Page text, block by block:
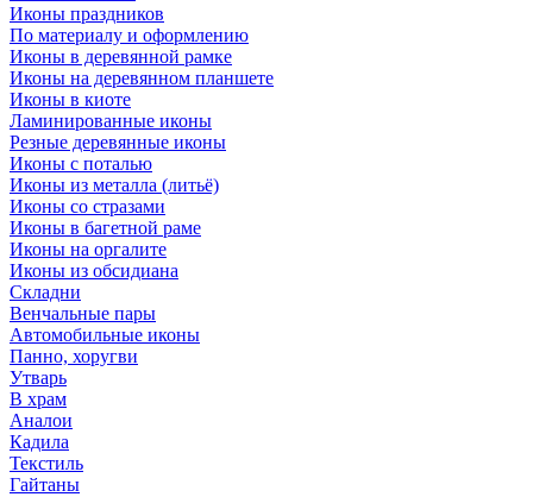
Иконы праздников
По материалу и оформлению
Иконы в деревянной рамке
Иконы на деревянном планшете
Иконы в киоте
Ламинированные иконы
Резные деревянные иконы
Иконы с поталью
Иконы из металла (литьё)
Иконы со стразами
Иконы в багетной раме
Иконы на оргалите
Иконы из обсидиана
Складни
Венчальные пары
Автомобильные иконы
Панно, хоругви
Утварь
В храм
Аналои
Кадила
Текстиль
Гайтаны